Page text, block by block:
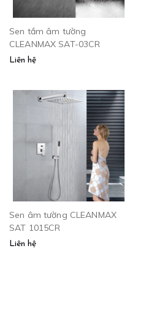
Sen tắm âm tường
CLEANMAX SAT-03CR
Liên hệ
Sen âm tường CLEANMAX
SAT 1015CR
Liên hệ